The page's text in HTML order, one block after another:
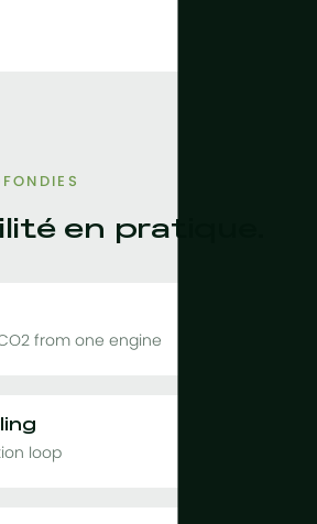
en pratique.
from one engine
loop